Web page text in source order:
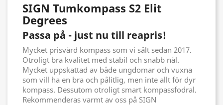
SIGN Tumkompass S2 Elit
Degrees
Passa på - just nu till reapris!
Mycket prisvärd kompass som vi sålt sedan 2017.
Otroligt bra kvalitet med stabil och snabb nål.
Mycket uppskattad av både ungdomar och vuxna
som vill ha en bra och pålitlig, men inte allt för dyr
kompass. Dessutom otroligt smart kompassfodral.
Rekommenderas varmt av oss på SIGN